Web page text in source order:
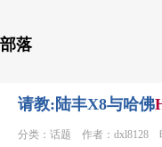
部落
请教:陆丰X8与哈佛
分类：话题 作者：dxl8128